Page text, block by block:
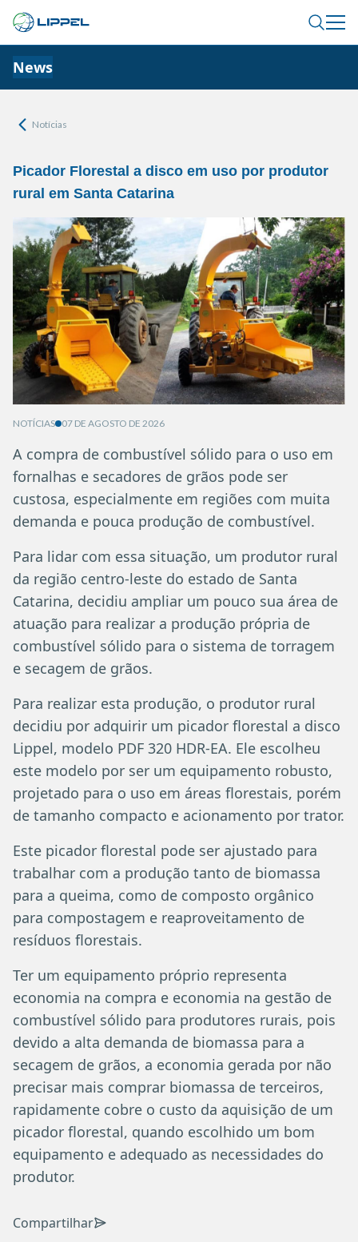
News
Notícias
Picador Florestal a disco em uso por produtor
rural em Santa Catarina
NOTÍCIAS 07 DE AGOSTO DE 2026
A compra de combustível sólido para o uso em
fornalhas e secadores de grãos pode ser
custosa, especialmente em regiões com muita
demanda e pouca produção de combustível.
Para lidar com essa situação, um produtor rural
da região centro-leste do estado de Santa
Catarina, decidiu ampliar um pouco sua área de
atuação para realizar a produção própria de
combustível sólido para o sistema de torragem
e secagem de grãos.
Para realizar esta produção, o produtor rural
decidiu por adquirir um picador florestal a disco
Lippel, modelo PDF 320 HDR-EA. Ele escolheu
este modelo por ser um equipamento robusto,
projetado para o uso em áreas florestais, porém
de tamanho compacto e acionamento por trator.
Este picador florestal pode ser ajustado para
trabalhar com a produção tanto de biomassa
para a queima, como de composto orgânico
para compostagem e reaproveitamento de
resíduos florestais.
Ter um equipamento próprio representa
economia na compra e economia na gestão de
combustível sólido para produtores rurais, pois
devido a alta demanda de biomassa para a
secagem de grãos, a economia gerada por não
precisar mais comprar biomassa de terceiros,
rapidamente cobre o custo da aquisição de um
picador florestal, quando escolhido um bom
equipamento e adequado as necessidades do
produtor.
Compartilhar